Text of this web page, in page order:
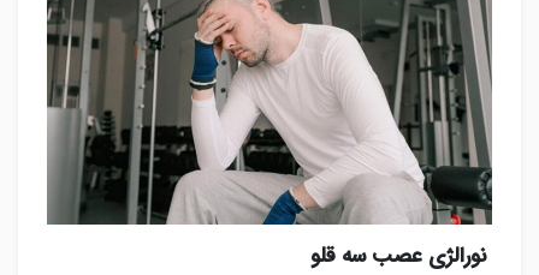
نورالژی عصب سه قلو